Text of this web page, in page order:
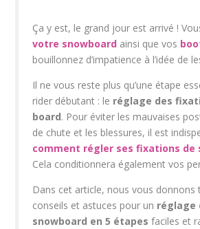
Ça y est, le grand jour est arrivé !
votre snowboard ainsi que vos
bouillonnez d’impatience à l’idée de
Il ne vous reste plus qu’une étape
rider débutant : le réglage des
board. Pour éviter les mauvaises
de chute et les blessures, il est
comment régler ses fixations de
Cela conditionnera également vos
Dans cet article, nous vous donnons
conseils et astuces pour un réglage
snowboard en 5 étapes faciles et